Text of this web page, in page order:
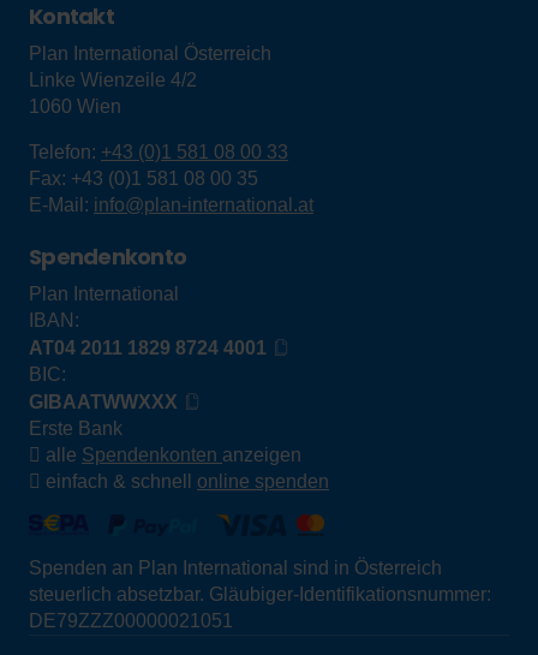
Kontakt
Plan International Österreich
Linke Wienzeile 4/2
1060 Wien
Telefon: +43 (0)1 581 08 00 33
Fax: +43 (0)1 581 08 00 35
E-Mail: info@plan-international.at
Spendenkonto
Plan International
IBAN:
AT04 2011 1829 8724 4001
BIC:
GIBAATWWXXX
Erste Bank
alle Spendenkonten anzeigen
einfach & schnell online spenden
Spenden an Plan International sind in Österreich
steuerlich absetzbar. Gläubiger-Identifikationsnummer:
DE79ZZZ00000021051